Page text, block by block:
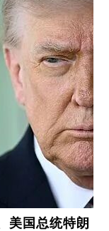
美国总统特朗